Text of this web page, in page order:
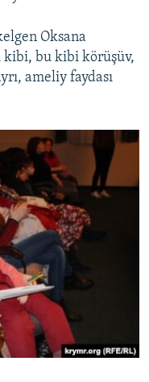
Oksana
kibi, bu kibi körüşüv,
ameliy faydası